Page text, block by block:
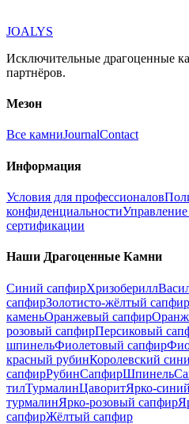
JOALYS
Исключительные драгоценные
партнёров.
Мезон
Все камниJournalContact
Информация
Условия для профессионалов
конфиденциальности
сертификации
Наши Драгоценные Камни
Синий сапфирХризоберилл
сапфирЗолотисто-жёлтый сапфир
каменьОранжевый сапфир
розовый сапфирПерсиковый
шпинельФиолетовый сапфир
красный рубинКоролевский
сапфирРубинСапфирШпинель
тилТурмалинЦаворитЯрко-
турмалинЯрко-розовый сапфир
сапфирЖёлтый сапфир